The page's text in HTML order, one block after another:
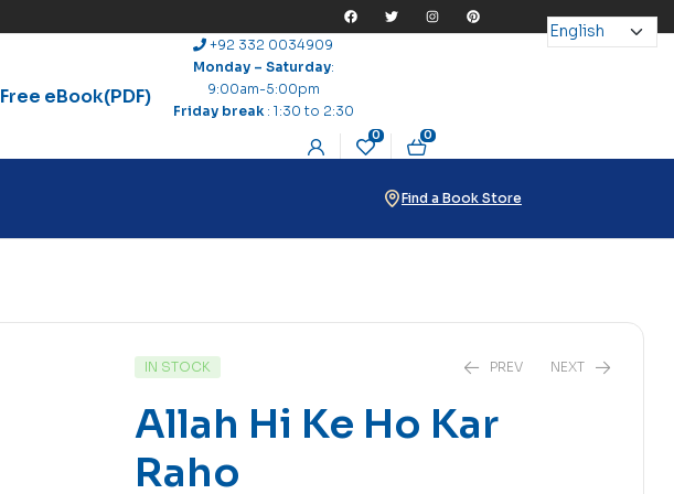
Free eBook(PDF)
+92 332 0034909
Monday – Saturday:
9:00am-5:00pm
Friday break: 1:30 to 2:30
0 0
Find a Book Store
IN STOCK PREV NEXT
Allah Hi Ke Ho Kar
Raho